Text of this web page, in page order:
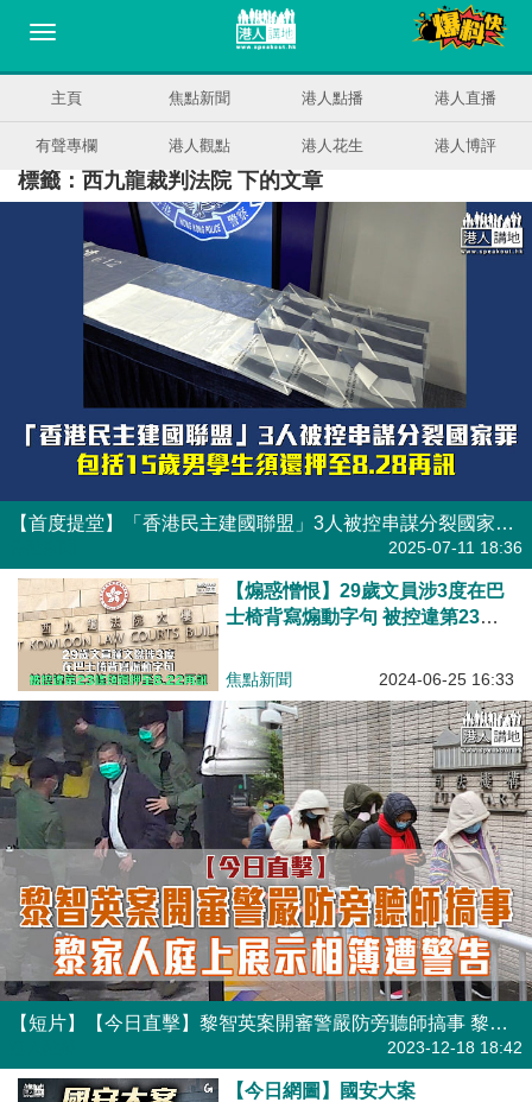
主頁 焦點新聞 港人點播 港人直播
有聲專欄 港人觀點 港人花生 港人博評
標籤：西九龍裁判法院 下的文章
【首度提堂】「香港民主建國聯盟」3人被控串謀分裂國家罪 包括15歲男學生須還押至8.28再訊
2025-07-11 18:36
【煽惑憎恨】29歲文員涉3度在巴
士椅背寫煽動字句 被控違第23條
焦點新聞 2024-06-25 16:33
【短片】【今日直擊】黎智英案開審警嚴防旁聽師搞事 黎家人庭上展示相簿遭警告
2023-12-18 18:42
【今日網圖】國安大案